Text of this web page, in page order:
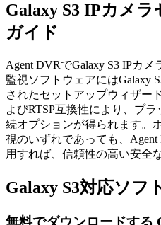
Galaxy S3 IPカメ
ガイド
Agent DVRでGalaxy S3 IPカ
監視ソフトウェアにはGalaxy
されたセットアップウィザー
よびRTSP互換性により、プ
続オプションが得られます。
視のいずれであっても、
用すれば、信頼性の高い安全
Galaxy S3対応ソフ
無料でダウンロードする